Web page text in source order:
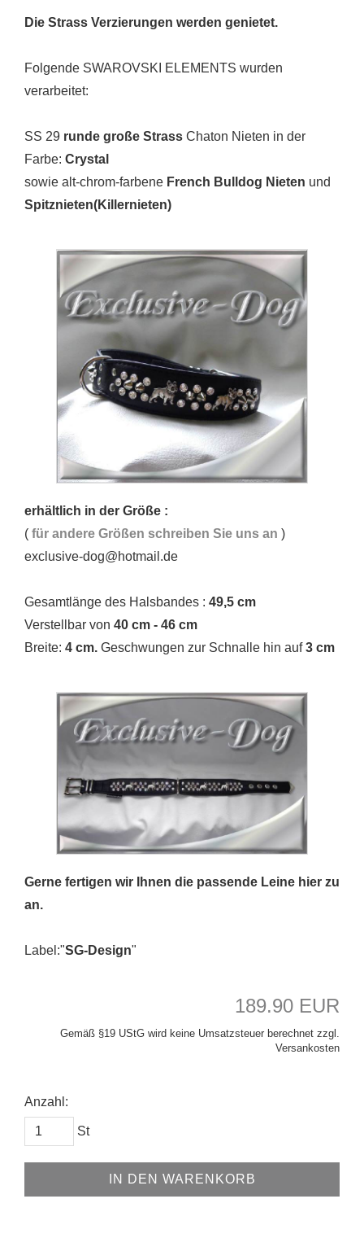
Die Strass Verzierungen werden genietet.
Folgende SWAROVSKI ELEMENTS wurden
verarbeitet:
SS 29 runde große Strass Chaton Nieten in der
Farbe: Crystal
sowie alt-chrom-farbene French Bulldog Nieten und
Spitznieten(Killernieten)
erhältlich in der Größe :
( für andere Größen schreiben Sie uns an )
exclusive-dog@hotmail.de
Gesamtlänge des Halsbandes : 49,5 cm
Verstellbar von 40 cm - 46 cm
Breite: 4 cm. Geschwungen zur Schnalle hin auf3 cm
Gerne fertigen wir Ihnen die passende Leine hier zu
an.
Label:"SG-Design"
189.90 EUR
Gemäß §19 UStG wird keine Umsatzsteuer berechnet zzgl.
Versankosten
Anzahl:
St
IN DEN WARENKORB